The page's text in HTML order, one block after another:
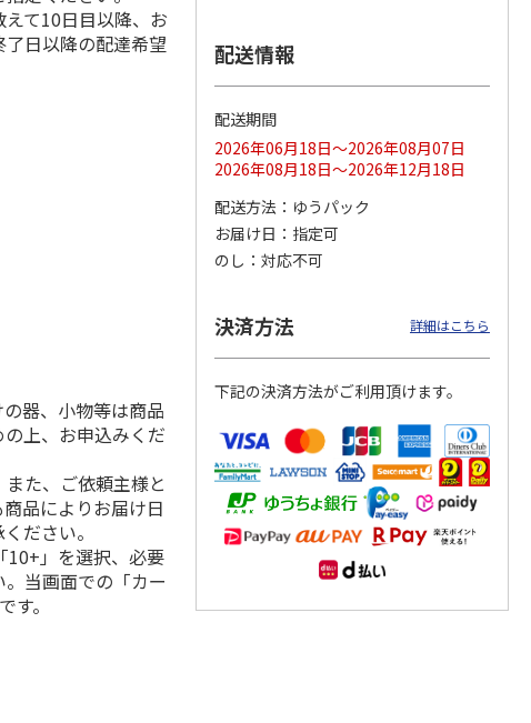
ドジャース 大谷翔
平 日本人最多53試
合連続出塁記念 シ
ル…
17,000円
(送料・税込)
谷翔平 2026 NL 3・
4月投手…
て10日目以降、お
日以降の配達希望
器、小物等は商品
上、お申込みくだ
た、ご依頼主様と
品によりお届け日
ださい。
」を選択、必要
当画面での「カー
。
配送情報
配送期間
2026年06月18日～2026年08月07日
2026年08月18日～2026年12月18日
配送方法
ゆうパック
お届け日
指定可
のし
対応不可
決済方法 詳細はこちら
下記の決済方法がご利用頂けます。